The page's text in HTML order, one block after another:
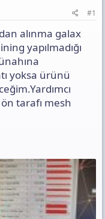
#1
alınma galax
yapılmadığı
yoksa ürünü
tarafı mesh